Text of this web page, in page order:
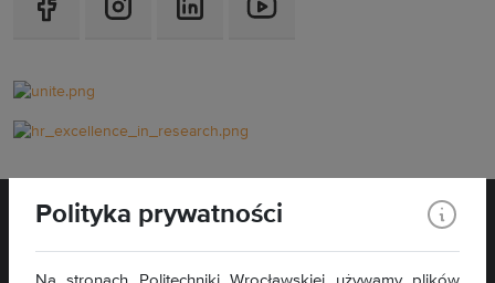
Polityka prywatności